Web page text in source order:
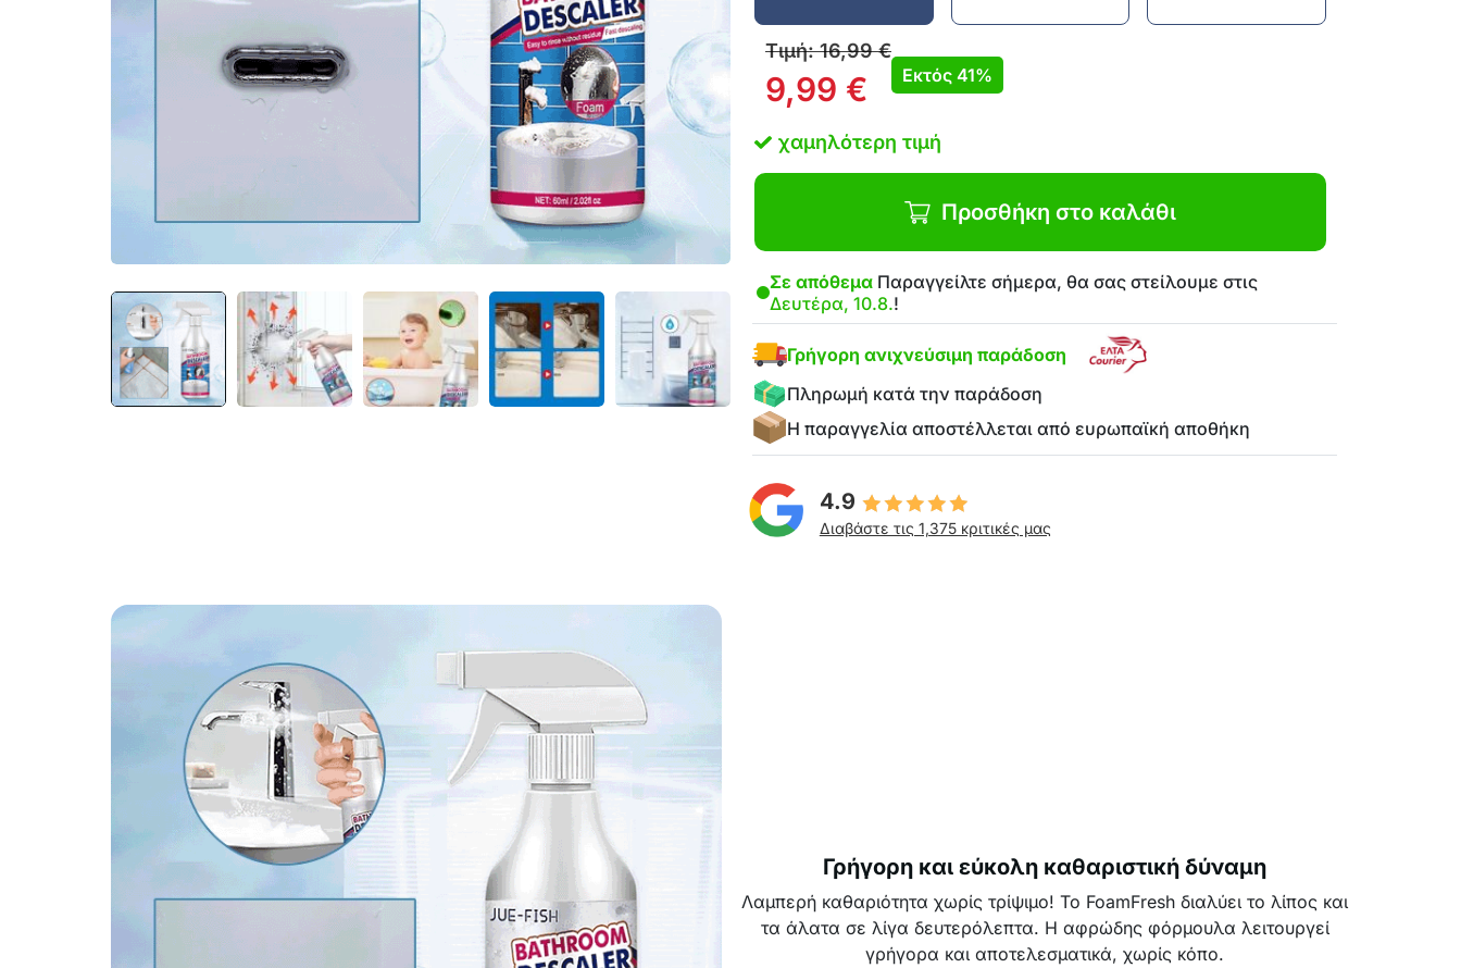
Τιμή:16,99€
9,99 € Εκτός 41%
χαμηλότερη τιμή
Προσθήκη στο καλάθι
Σε απόθεμα Παραγγείλτε σήμερα, θα σας στείλουμε στις
Δευτέρα, 10.8.!
Γρήγορη ανιχνεύσιμη παράδοση
Πληρωμή κατά την παράδοση
Η παραγγελία αποστέλλεται από ευρωπαϊκή αποθήκη
4.9
Διαβάστε τις 1,375 κριτικές μας
Γρήγορη και εύκολη καθαριστική δύναμη
Λαμπερή καθαριότητα χωρίς τρίψιμο! Το FoamFresh διαλύει το λίπος και
τα άλατα σε λίγα δευτερόλεπτα. Η αφρώδης φόρμουλα λειτουργεί
γρήγορα και αποτελεσματικά, χωρίς κόπο.